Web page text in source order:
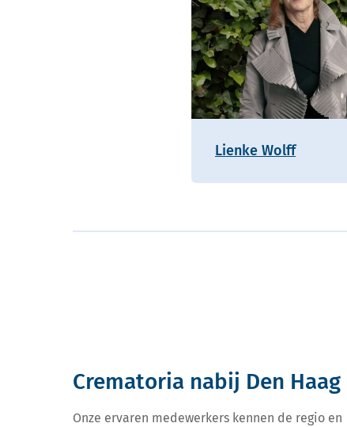
Lienke Wolff
Crematoria nabij Den Haag
Onze ervaren medewerkers kennen de regio en